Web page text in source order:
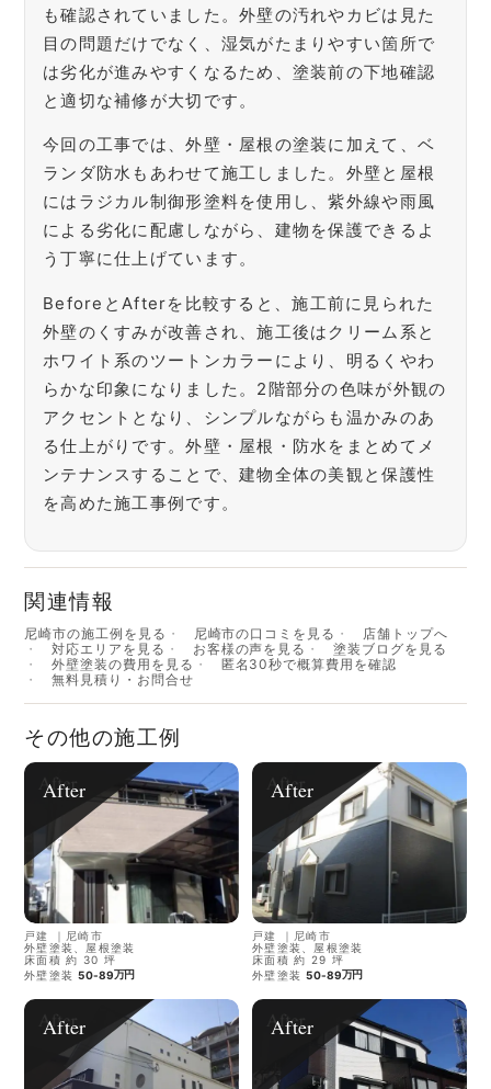
も確認されていました。外壁の汚れやカビは見た
目の問題だけでなく、湿気がたまりやすい箇所で
は劣化が進みやすくなるため、塗装前の下地確認
と適切な補修が大切です。
今回の工事では、外壁・屋根の塗装に加えて、ベ
ランダ防水もあわせて施工しました。外壁と屋根
にはラジカル制御形塗料を使用し、紫外線や雨風
による劣化に配慮しながら、建物を保護できるよ
う丁寧に仕上げています。
BeforeとAfterを比較すると、施工前に見られた
外壁のくすみが改善され、施工後はクリーム系と
ホワイト系のツートンカラーにより、明るくやわ
らかな印象になりました。2階部分の色味が外観の
アクセントとなり、シンプルながらも温かみのあ
る仕上がりです。外壁・屋根・防水をまとめてメ
ンテナンスすることで、建物全体の美観と保護性
を高めた施工事例です。
関連情報
尼崎市の施工例を見る 尼崎市の口コミを見る
店舗トップへ
対応エリアを見る
お客様の声を見る
塗装ブログを見る
外壁塗装の費用を見る
匿名30秒で概算費用を確認
無料見積り・お問合せ
その他の施工例
After
戸建 ｜ 尼崎市
外壁塗装、屋根塗装
床面積 約 30 坪
外壁塗装 50-89万円
After
戸建 ｜ 尼崎市
外壁塗装、屋根塗装
床面積 約 29 坪
外壁塗装 50-89万円
After After